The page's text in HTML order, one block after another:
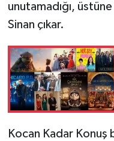
unutamadığı, üstüne
Sinan çıkar.
Kocan Kadar